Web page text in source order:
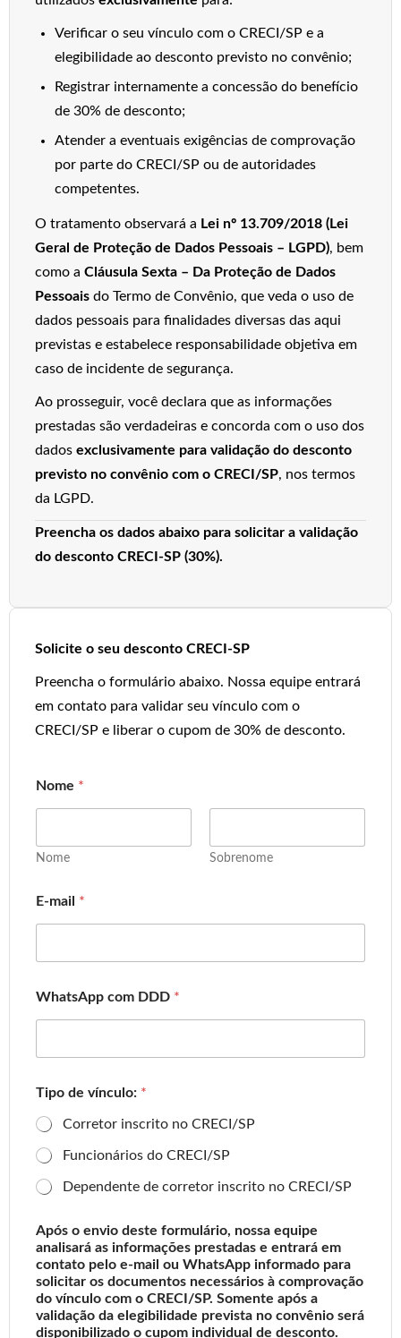
Verificar o seu vínculo com o CRECI/SP e a
elegibilidade ao desconto previsto no convênio;
Registrar internamente a concessão do benefício
de 30% de desconto;
Atender a eventuais exigências de comprovação
por parte do CRECI/SP ou de autoridades
competentes.
O tratamento observará a Lei nº 13.709/2018 (Lei
Geral de Proteção de Dados Pessoais – LGPD), bem
como a Cláusula Sexta – Da Proteção de Dados
Pessoais do Termo de Convênio, que veda o uso de
dados pessoais para finalidades diversas das aqui
previstas e estabelece responsabilidade objetiva em
caso de incidente de segurança.
Ao prosseguir, você declara que as informações
prestadas são verdadeiras e concorda com o uso dos
dados exclusivamente para validação do desconto
previsto no convênio com o CRECI/SP, nos termos
da LGPD.
Preencha os dados abaixo para solicitar a validação
do desconto CRECI-SP (30%).
Solicite o seu desconto CRECI-SP
Preencha o formulário abaixo. Nossa equipe entrará
em contato para validar seu vínculo com o
CRECI/SP e liberar o cupom de 30% de desconto.
Nome *
Nome Sobrenome
E-mail *
WhatsApp com DDD *
Tipo de vínculo: *
Corretor inscrito no CRECI/SP
Funcionários do CRECI/SP
Dependente de corretor inscrito no CRECI/SP
Após o envio deste formulário, nossa equipe
analisará as informações prestadas e entrará em
contato pelo e-mail ou WhatsApp informado para
solicitar os documentos necessários à comprovação
do vínculo com o CRECI/SP. Somente após a
validação da elegibilidade prevista no convênio será
disponibilizado o cupom individual de desconto.